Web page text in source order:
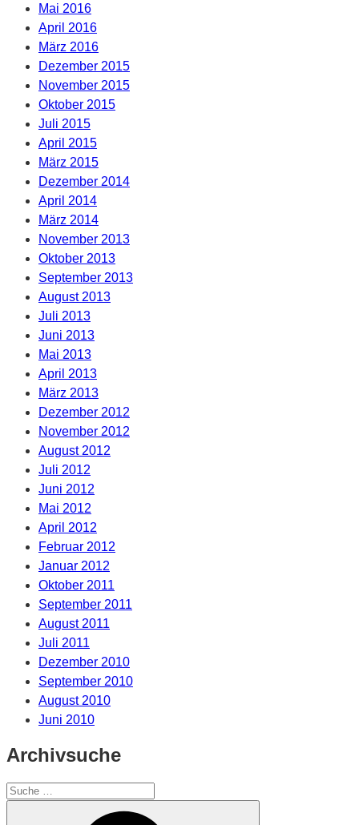
Mai 2016
April 2016
März 2016
Dezember 2015
November 2015
Oktober 2015
Juli 2015
April 2015
März 2015
Dezember 2014
April 2014
März 2014
November 2013
Oktober 2013
September 2013
August 2013
Juli 2013
Juni 2013
Mai 2013
April 2013
März 2013
Dezember 2012
November 2012
August 2012
Juli 2012
Juni 2012
Mai 2012
April 2012
Februar 2012
Januar 2012
Oktober 2011
September 2011
August 2011
Juli 2011
Dezember 2010
September 2010
August 2010
Juni 2010
Archivsuche
Suche